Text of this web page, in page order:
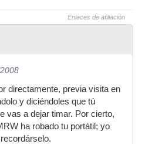
Enlaces de afiliación
directamente, previa visita en
y diciéndoles que tú
vas a dejar timar. Por cierto,
ha robado tu portátil; yo